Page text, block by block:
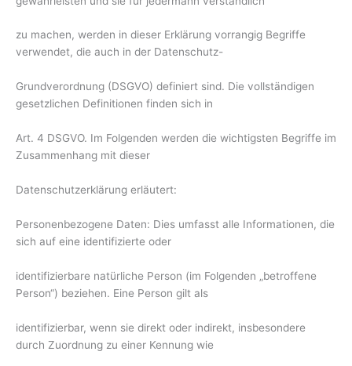
zu machen, werden in dieser Erklärung vorrangig Begriffe
verwendet, die auch in der Datenschutz-
Grundverordnung (DSGVO) definiert sind. Die vollständigen
gesetzlichen Definitionen finden sich in
Art. 4 DSGVO. Im Folgenden werden die wichtigsten Begriffe im
Zusammenhang mit dieser
Datenschutzerklärung erläutert:
Personenbezogene Daten: Dies umfasst alle Informationen, die
sich auf eine identifizierte oder
identifizierbare natürliche Person (im Folgenden „betroffene
Person“) beziehen. Eine Person gilt als
identifizierbar, wenn sie direkt oder indirekt, insbesondere
durch Zuordnung zu einer Kennung wie